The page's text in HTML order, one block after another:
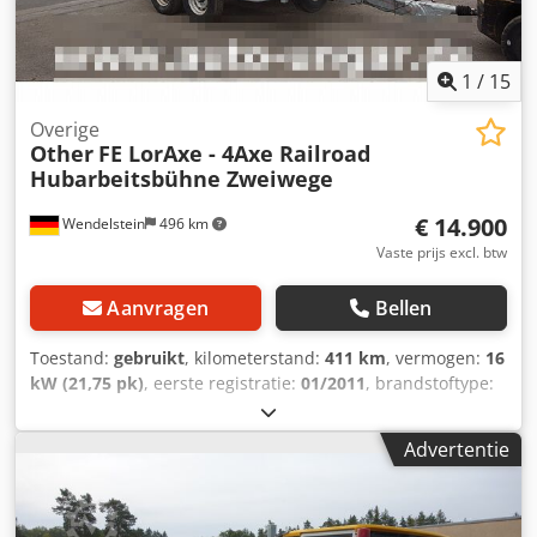
verkoop voorbehouden!
1 / 15
Wendelstein 496 km
Overige
Other FE LorAxe - 4Axe Railroad
Hubarbeitsbühne Zweiwege
€ 14.900
Vaste prijs excl. btw
Aanvragen Bellen
Toestand: gebruikt, kilometerstand: 411 km, vermogen: 16
kW (21,75 pk), eerste registratie: 01/2011, brandstoftype:
, asconfiguratie:
kg, soort overbrenging:automatisch, Bouwjaar:2011,
extra koplampen,
Tweeweg hoogwerker: - France Elevateur - Lor'Axe -
Bouwjaar 2011 - 411 bedrijfsuren - Slijmmast voor
Advertentie